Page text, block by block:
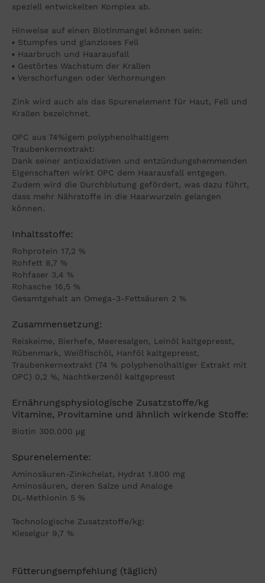
speziell entwickelten Komplex ab.
Hinweise auf einen Biotinmangel können sein:
▪ Stumpfes und glanzloses Fell
▪ Haarbruch und Haarausfall
▪ Gestörtes Wachstum der Krallen
▪ Verschorfungen oder Verhornungen
Zink wird auch als das Spurenelement für Haut, Fell und
Krallen bezeichnet.
OPC aus 74%igem polyphenolhaltigem
Traubenkernextrakt:
Dank seiner antioxidativen und entzündungshemmenden
Eigenschaften wirkt OPC dem Haarausfall entgegen.
Zudem wird die Durchblutung gefördert, was dazu führt,
dass mehr Nährstoffe in die Haarwurzeln gelangen
können.
Inhaltsstoffe:
Rohprotein 17,2 %
Rohfett 8,7 %
Rohfaser 3,4 %
Rohasche 16,5 %
Gesamtgehalt an Omega-3-Fettsäuren 2 %
Zusammensetzung:
Reiskeime, Bierhefe, Meeresalgen, Leinöl kaltgepresst,
Rübenmark, Weißfischöl, Hanföl kaltgepresst,
Traubenkernextrakt (74 % polyphenolhaltiger Extrakt mit
OPC) 0,2 %, Nachtkerzenöl kaltgepresst
Ernährungsphysiologische Zusatzstoffe/kg
Vitamine, Provitamine und ähnlich wirkende Stoffe:
Biotin 300.000 μg
Spurenelemente:
Aminosäuren-Zinkchelat, Hydrat 1.800 mg
Aminosäuren, deren Salze und Analoge
DL-Methionin 5 %
Technologische Zusatzstoffe/kg:
Kieselgur 9,7 %
Fütterungsempfehlung (täglich)